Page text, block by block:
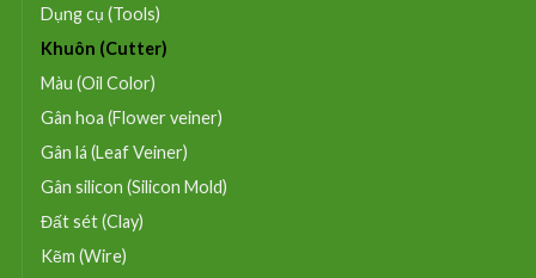
Dụng cụ (Tools)
Khuôn (Cutter)
Màu (Oil Color)
Gân hoa (Flower veiner)
Gân lá (Leaf Veiner)
Gân silicon (Silicon Mold)
Đất sét (Clay)
Kẽm (Wire)